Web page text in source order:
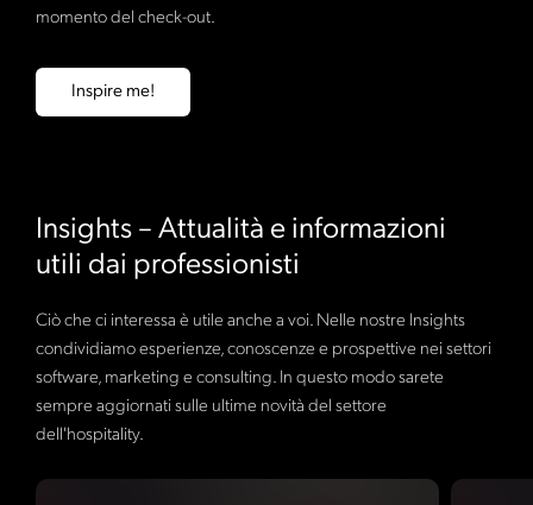
momento del check-out.
Inspire me!
Insights – Attualità e informazioni
utili dai professionisti
Ciò che ci interessa è utile anche a voi. Nelle nostre Insights
condividiamo esperienze, conoscenze e prospettive nei settori
software, marketing e consulting. In questo modo sarete
sempre aggiornati sulle ultime novità del settore
dell'hospitality.